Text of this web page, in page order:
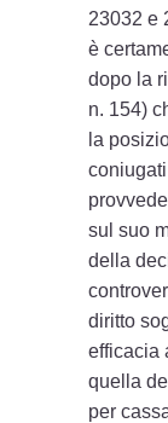
23032 e
è
dopo la
n. 154)
la
sul suo
della
diritto
efficacia
quella
per